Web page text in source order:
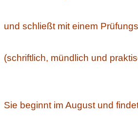
und schließt mit einem
(schriftlich, mündlich und
Sie beginnt im August und